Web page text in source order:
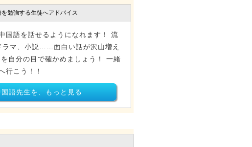
を勉強する生徒へアドバイス
国語を話せるようになれます！ 流
ラマ、小説……面白い話が沢山増え
自分の目で確かめましょう！ 一緒
行こう！！
国語先生を、もっと見る